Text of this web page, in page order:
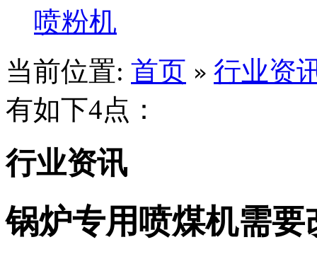
喷粉机
当前位置: 首页 » 行业资
有如下4点：
行业资讯
锅炉专用喷煤机需